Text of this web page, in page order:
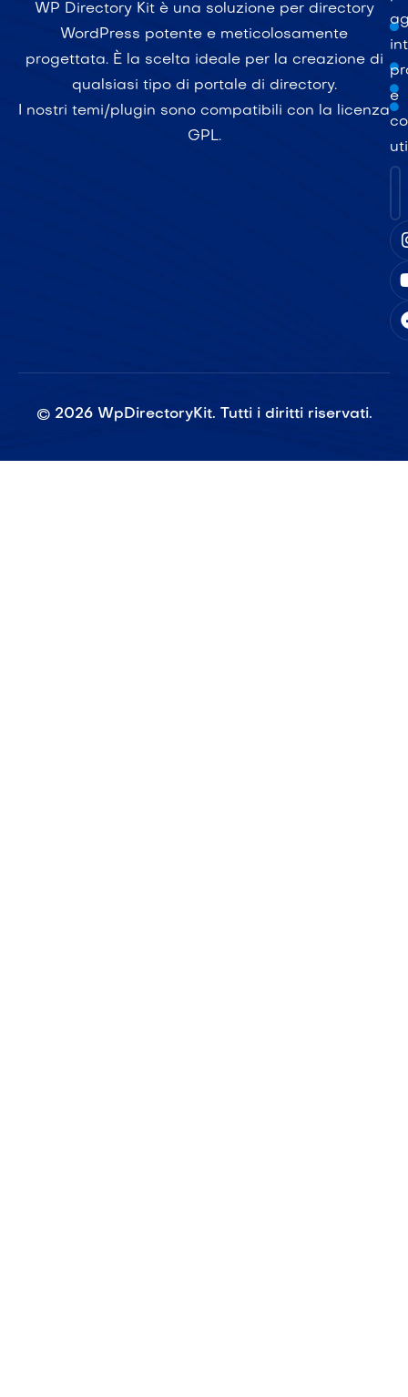
WP Directory Kit è una soluzione per directory
WordPress potente e meticolosamente
progettata. È la scelta ideale per la creazione di
qualsiasi tipo di portale di directory.
I nostri temi/plugin sono compatibili con la licenza
GPL.
e
© 2026WpDirectoryKit. Tutti i diritti riservati.